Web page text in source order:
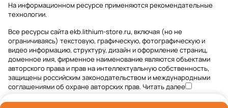
На информационном ресурсе применяютсярекомендательные
технологии.
Все ресурсы сайта ekb.lithium-store.ru, включая (но не
ограничиваясь) текстовую, графическую, фотографическую и
видео информацию, структуру, дизайн и оформление страниц,
доменное имя, фирменное наименование являются объектами
авторского права и прав на интеллектуальную собственность,
защищены российским законодательством и международными
соглашениями об охране авторских прав.Читать далее